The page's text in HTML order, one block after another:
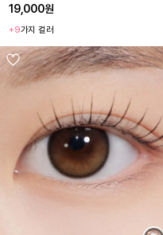
19,000원
+9가지 컬러